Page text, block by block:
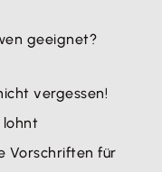
geeignet?
vergessen!
lohnt
Vorschriften für